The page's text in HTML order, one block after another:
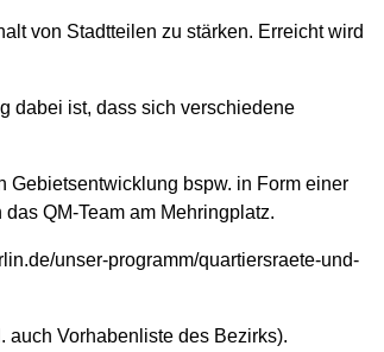
von Stadtteilen zu stärken. Erreicht wird
dabei ist, dass sich verschiedene
Gebietsentwicklung bspw. in Form einer
QM-Team am Mehringplatz.
unser-programm/quartiersraete-und-
Vorhabenliste des Bezirks).